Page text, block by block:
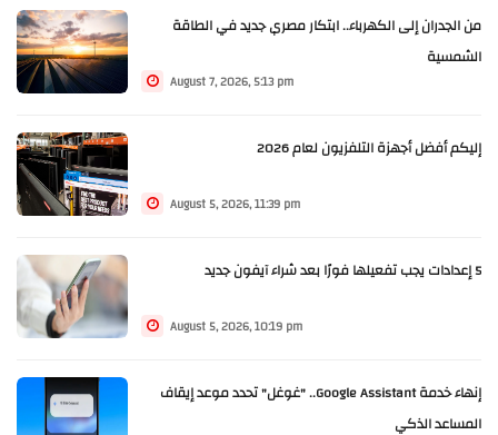
من الجدران إلى الكهرباء.. ابتكار مصري جديد في الطاقة
الشمسية
August 7, 2026, 5:13 pm
إليكم أفضل أجهزة التلفزيون لعام 2026
August 5, 2026, 11:39 pm
5 إعدادات يجب تفعيلها فورًا بعد شراء آيفون جديد
August 5, 2026, 10:19 pm
إنهاء خدمة Google Assistant.. "غوغل" تحدد موعد إيقاف
المساعد الذكي